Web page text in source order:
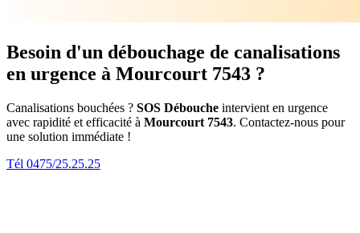
Besoin d'un débouchage de canalisations
en urgence à Mourcourt 7543 ?
Canalisations bouchées ? SOS Débouche intervient en urgence
avec rapidité et efficacité à Mourcourt 7543. Contactez-nous pour
une solution immédiate !
Tél 0475/25.25.25